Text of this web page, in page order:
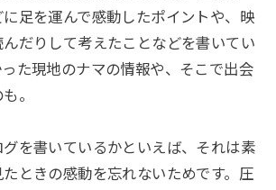
足を運んで感動したポイントや、映
だりして考えたことなどを書いてい
た現地のナマの情報や、そこで出会
。
を書いているかといえば、それは素
ときの感動を忘れないためです。圧